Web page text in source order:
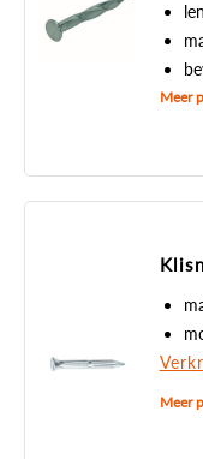
Meer
Meer